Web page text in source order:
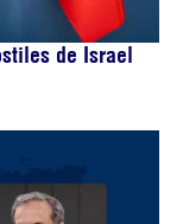
de Israel